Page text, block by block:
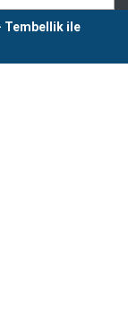
Tembellik ile